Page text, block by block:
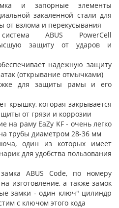
и запорные элементы
закаленной стали для
от взлома и перекусывания
система ABUS PowerCell
защиту от ударов и
надежную защиту
(открывание отмычками)
для защиты рамы и его
крышку, которая закрывается
от грязи и коррозии
на раму EaZy KF - очень легко
трубы диаметром 28-36 мм
один из которых имеет
для удобства пользования
ABUS Code, по номеру
изготовление, а также замок
замки - один ключ" цилиндр
с ключом этого кода